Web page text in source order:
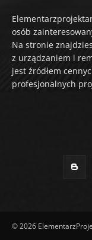
osób
Na stronie
z urządzaniem i
jest źródłem
profesjonalnych
© 2026